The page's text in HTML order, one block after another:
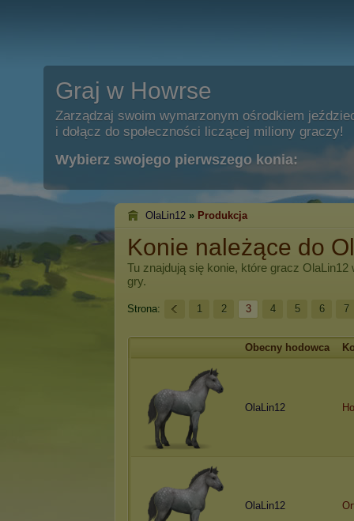
Graj w Howrse
Zarządzaj swoim wymarzonym ośrodkiem
i dołącz do społeczności liczącej miliony graczy!
Wybierz swojego pierwszego konia:
OlaLin12 » Produkcja
Konie należące do
Tu znajdują się konie, które gracz OlaLin12
gry.
Strona: 1 2 3 4 5 6 7
Obecny hodowca
OlaLin12
OlaLin12